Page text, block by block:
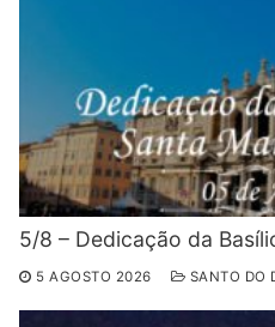
5/8 – Dedicação da
5 AGOSTO 2026 SANTO DO